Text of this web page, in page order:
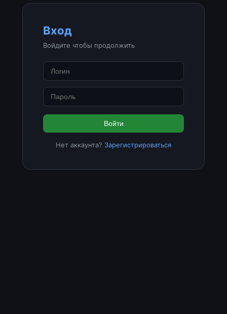
Вход
Войдите чтобы продолжить
Войти
Нет аккаунта? Зарегистрироваться